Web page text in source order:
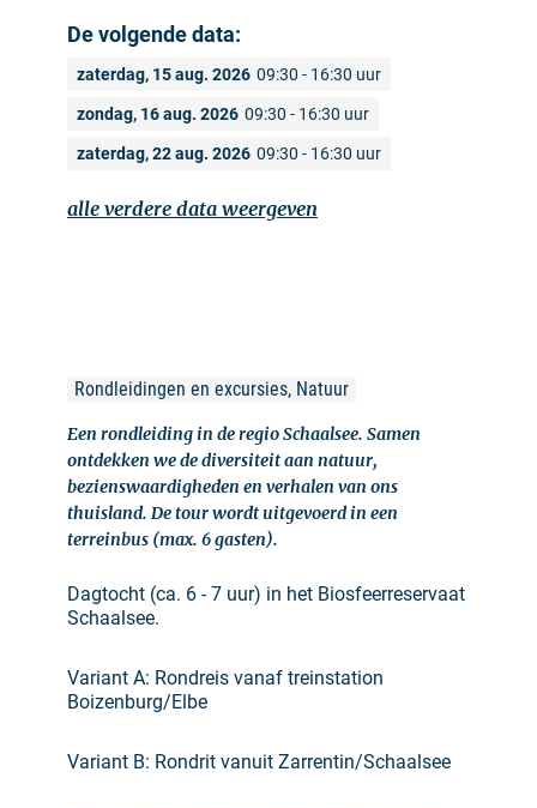
De volgende data:
zaterdag, 15 aug. 2026 09:30 - 16:30 uur
zondag, 16 aug. 2026 09:30 - 16:30 uur
zaterdag, 22 aug. 2026 09:30 - 16:30 uur
alle verdere data weergeven
Rondleidingen en excursies, Natuur
Een rondleiding in de regio Schaalsee. Samen
ontdekken we de diversiteit aan natuur,
bezienswaardigheden en verhalen van ons
thuisland. De tour wordt uitgevoerd in een
terreinbus (max. 6 gasten).
Dagtocht (ca. 6 - 7 uur) in het Biosfeerreservaat
Schaalsee.
Variant A: Rondreis vanaf treinstation
Boizenburg/Elbe
Variant B: Rondrit vanuit Zarrentin/Schaalsee